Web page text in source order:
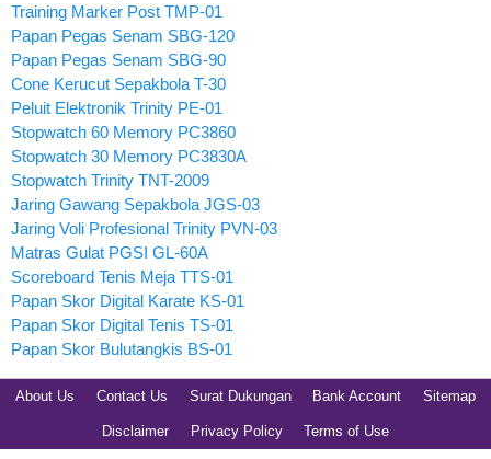
Training Marker Post TMP-01
Papan Pegas Senam SBG-120
Papan Pegas Senam SBG-90
Cone Kerucut Sepakbola T-30
Peluit Elektronik Trinity PE-01
Stopwatch 60 Memory PC3860
Stopwatch 30 Memory PC3830A
Stopwatch Trinity TNT-2009
Jaring Gawang Sepakbola JGS-03
Jaring Voli Profesional Trinity PVN-03
Matras Gulat PGSI GL-60A
Scoreboard Tenis Meja TTS-01
Papan Skor Digital Karate KS-01
Papan Skor Digital Tenis TS-01
Papan Skor Bulutangkis BS-01
About Us Contact Us Surat Dukungan Bank Account Sitemap
Disclaimer Privacy Policy Terms of Use